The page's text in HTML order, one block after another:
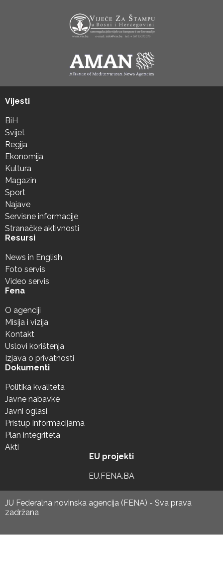
Vijesti
BiH
Svijet
Regija
Ekonomija
Kultura
Magazin
Sport
Najave
Servisne informacije
Stranačke aktivnosti
Resursi
News in English
Foto servis
Video servis
Fena
O agenciji
Misija i vizija
Kontakt
Uslovi korištenja
Izjava o privatnosti
Dokumenti
Politika kvaliteta
Javne nabavke
Javni oglasi
Pristup informacijama
Plan integriteta
Akti
EU projekti
EU.FENA.BA
JU Federalna novinska agencija (FENA) - Sva prava
zadržana